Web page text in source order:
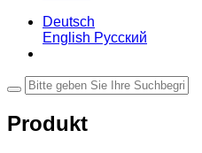
Deutsch
English Русский
Produkt